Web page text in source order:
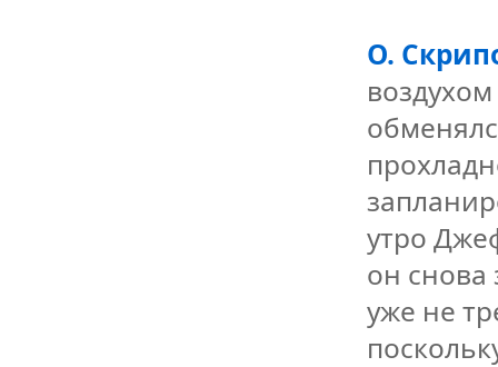
О.
утро
он снова
уже не